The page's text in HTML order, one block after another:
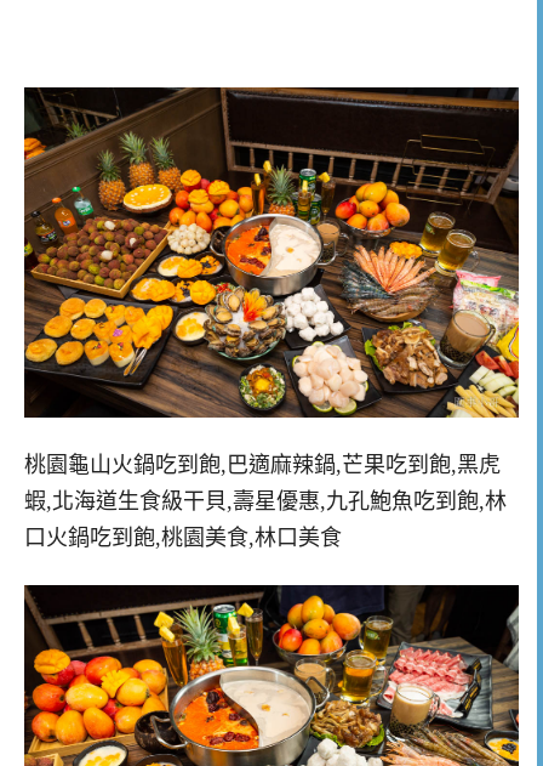
桃園龜山火鍋吃到飽,巴適麻辣鍋,芒果吃到飽,黑虎
蝦,北海道生食級干貝,壽星優惠,九孔鮑魚吃到飽,林
口火鍋吃到飽,桃園美食,林口美食